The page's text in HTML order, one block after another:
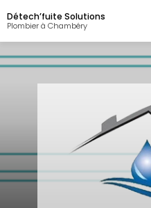
au
contenu
principal
Détech’fuite Solutions
Plombier à Chambéry